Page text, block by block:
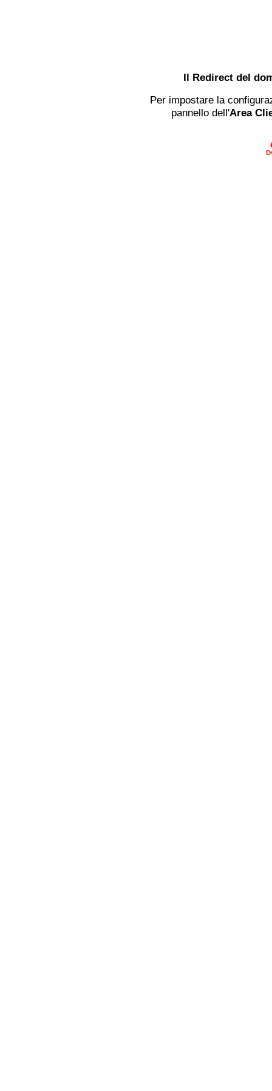
Il Redirect del
Per impostare la
pannello dell'Area